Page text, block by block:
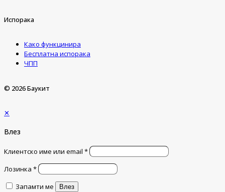
Испорака
Како функцинира
Бесплатна испорака
ЧПП
© 2026 Баукит
✕
Влез
Клиентско име или email *
Лозинка *
Запамти ме
Влез